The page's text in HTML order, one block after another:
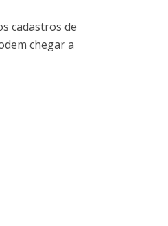
cadastros de
chegar a